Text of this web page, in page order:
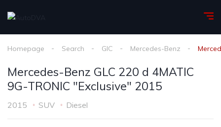
Homepage Search GlC Mercedes-Benz
Mercedes-Benz GLC 220 d 4MATIC
9G-TRONIC "Exclusive" 2015
2015 SUV Diesel